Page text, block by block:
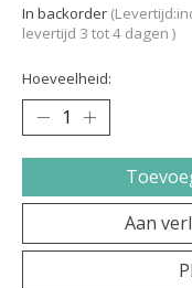
In backorder
levertijd 3 tot 4 dagen )
Hoeveelheid:
Aan